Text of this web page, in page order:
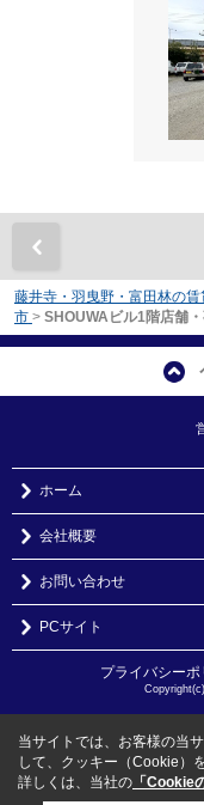
藤井寺・羽曳野・富田林の
市 > SHOUWAビル1階店舗
ホーム
会社概要
お問い合わせ
PCサイト
プライバシーポ
当サイトでは、お客様の当
して、クッキー（Cookie）
詳しくは、当社の 「Cookie